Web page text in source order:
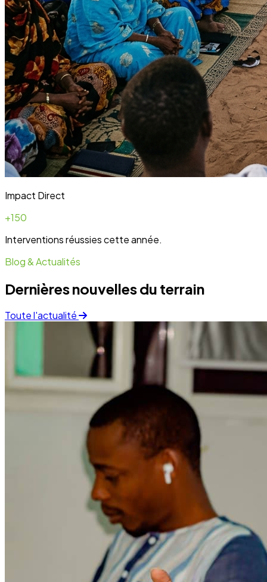
Interventions réussies cette année.
Blog & Actualités
Dernières nouvelles du terrain
Toute l'actualité